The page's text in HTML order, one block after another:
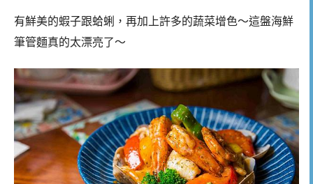
有鮮美的蝦子跟蛤蜊，再加上許多的蔬菜增色～這盤海鮮
筆管麵真的太漂亮了～